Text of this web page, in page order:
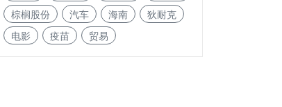
棕榈股份
汽车 海南
狄耐克
电影
疫苗 贸易